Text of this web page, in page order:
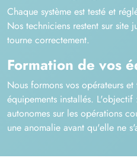
Chaque système est testé et
Nos techniciens restent sur site
tourne correctement.
Formation de vos
Nous formons vos opérateurs
équipements installés.
autonomes sur les opérations
une anomalie avant qu'elle ne